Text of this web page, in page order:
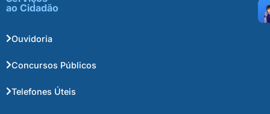
ao Cidadão
Ouvidoria
Concursos Públicos
Telefones Úteis